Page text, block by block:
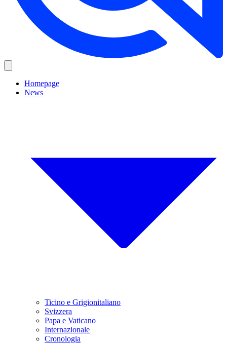
Homepage
News
Ticino e Grigionitaliano
Svizzera
Papa e Vaticano
Internazionale
Cronologia